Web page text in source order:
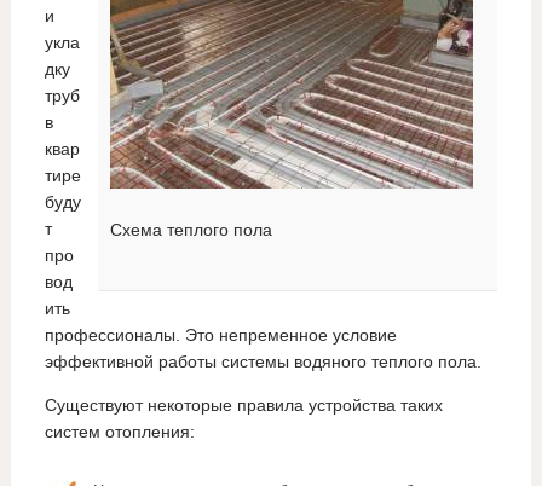
Схема теплого пола
и
укла
дку
труб
в
квар
тире
буду
т
про
вод
ить
профессионалы. Это непременное условие
эффективной работы системы водяного теплого пола.
Существуют некоторые правила устройства таких
систем отопления: